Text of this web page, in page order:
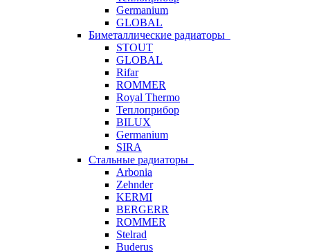
Germanium
GLOBAL
Биметаллические радиаторы
STOUT
GLOBAL
Rifar
ROMMER
Royal Thermo
Теплоприбор
BILUX
Germanium
SIRA
Стальные радиаторы
Arbonia
Zehnder
KERMI
BERGERR
ROMMER
Stelrad
Buderus